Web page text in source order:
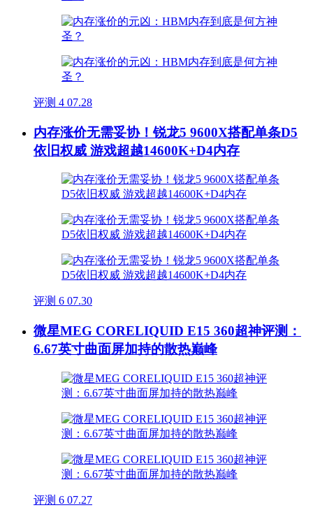
评测 4 07.28
内存涨价无需妥协！锐龙5 9600X搭配单条D5
依旧权威 游戏超越14600K+D4内存
评测 6 07.30
微星MEG CORELIQUID E15 360超神评测：
6.67英寸曲面屏加持的散热巅峰
评测 6 07.27